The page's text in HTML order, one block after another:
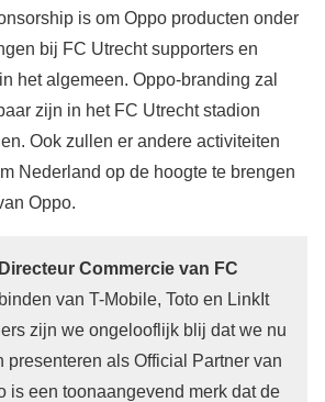
is om Oppo producten onder
bij FC Utrecht supporters en
het algemeen. Oppo-branding zal
zijn in het FC Utrecht stadion
Ook zullen er andere activiteiten
Nederland op de hoogte te brengen
Oppo.
Commercie van FC
van T-Mobile, Toto en LinkIt
zijn we ongelooflijk blij dat we nu
presenteren als Official Partner van
is een toonaangevend merk dat de